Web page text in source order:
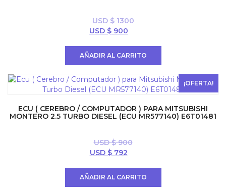
USD $1300
El
$ 1300.
USD $900El
$ 900.
AÑADIR AL CARRITO
¡OFERTA!
ECU ( CEREBRO / COMPUTADOR ) PARA MITSUBISHI
MONTERO 2.5 TURBO DIESEL (ECU MR577140) E6T01481
USD $900
El
era:
USD $792El
es:
AÑADIR AL CARRITO